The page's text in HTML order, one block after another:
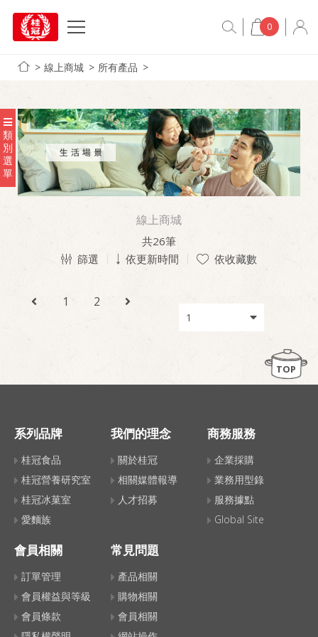
0
線上商城 所有產品
類
別
選
單
線上商城
共26筆
篩選
依更新時間 依收藏數
1 2
TOP
系列品牌
桂冠食品
桂冠營養研究室
桂冠冰菓室
愛麵族
我們的理念
關於桂冠
相關媒體報導
人才招募
商務服務
企業採購
業務用型錄
服務據點
Global Site
會員相關
訂單管理
會員權益與等級
會員條款
常見問題
產品相關
購物相關
會員相關